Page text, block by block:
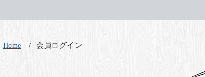
Home 会員ログイン